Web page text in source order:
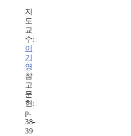
지
도
교
수:
이
기
영
참
고
문
헌:
p.
38-
39